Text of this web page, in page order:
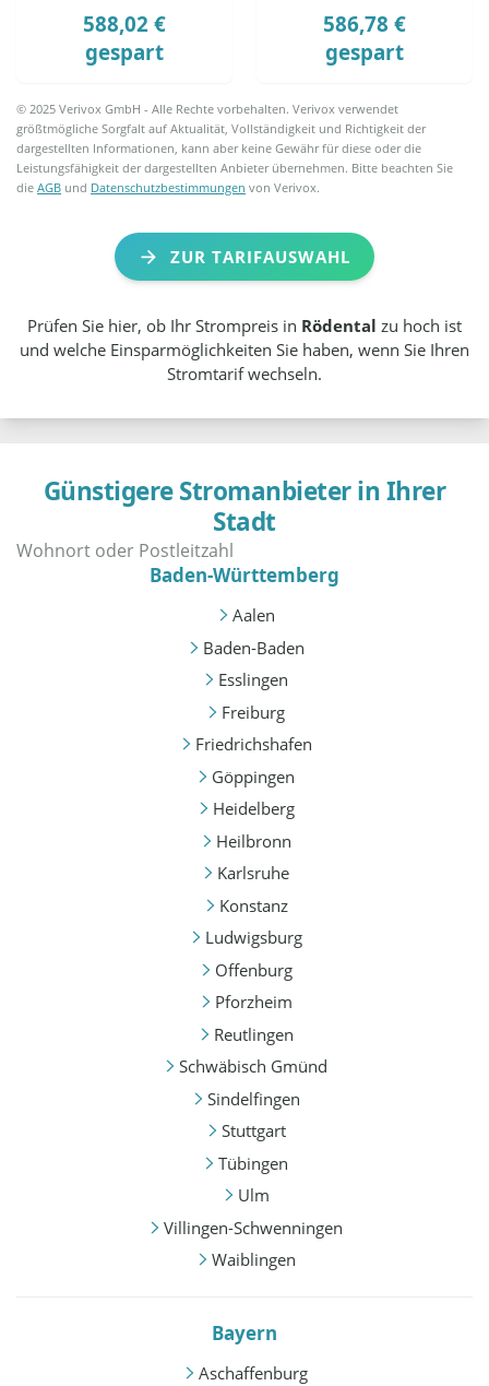
588,02 €
gespart
586,78 €
gespart
© 2025 Verivox GmbH - Alle Rechte vorbehalten. Verivox verwendet
größtmögliche Sorgfalt auf Aktualität, Vollständigkeit und Richtigkeit der
dargestellten Informationen, kann aber keine Gewähr für diese oder die
Leistungsfähigkeit der dargestellten Anbieter übernehmen. Bitte beachten Sie
dieAGB und Datenschutzbestimmungen von Verivox.
ZUR TARIFAUSWAHL
Prüfen Sie hier, ob Ihr Strompreis in Rödental zu hoch ist
und welche Einsparmöglichkeiten Sie haben, wenn Sie Ihren
Stromtarif wechseln.
Günstigere Stromanbieter in Ihrer
Stadt
Baden-Württemberg
Aalen
Baden-Baden
Esslingen
Freiburg
Friedrichshafen
Göppingen
Heidelberg
Heilbronn
Karlsruhe
Konstanz
Ludwigsburg
Offenburg
Pforzheim
Reutlingen
Schwäbisch Gmünd
Sindelfingen
Stuttgart
Tübingen
Ulm
Villingen-Schwenningen
Waiblingen
Bayern
Aschaffenburg